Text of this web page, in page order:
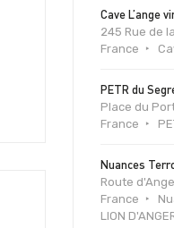
Cave L’ange
245 Rue de
France
PETR du
Place du
France
Nuances
Route
France
LION